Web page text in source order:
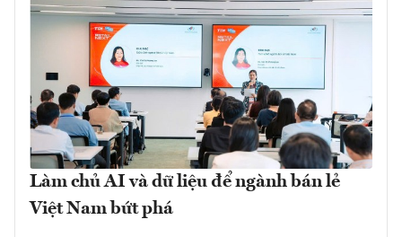
Làm chủ AI và dữ liệu để ngành bán lẻ
Việt Nam bứt phá